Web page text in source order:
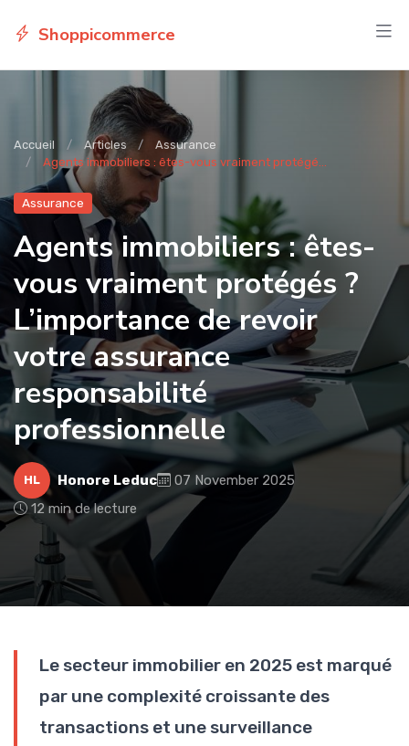
Shoppicommerce
Accueil Articles
Assurance
Agents immobiliers : êtes-vous vraiment protégé...
Assurance
Agents immobiliers : êtes-
vous vraiment protégés ?
L’importance de revoir
votre assurance
responsabilité
professionnelle
HL Honore Leduc
07 November 2025
12 min de lecture
Le secteur immobilier en 2025 est marqué
par une complexité croissante des
transactions et une surveillance